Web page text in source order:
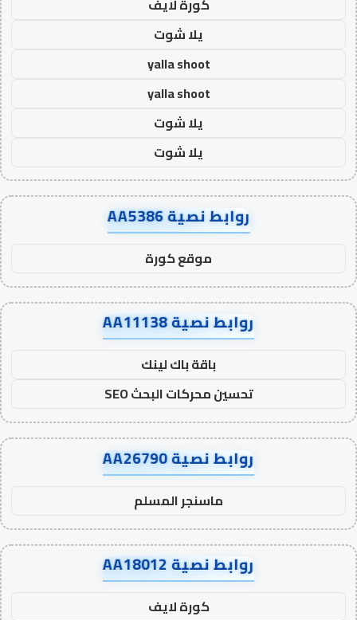
يلا شوت
yalla shoot
yalla shoot
يلا شوت
يلا شوت
روابط نصية AA5386
موقع كورة
روابط نصية AA11138
باقة باك لينك
تحسين محركات البحث SEO
روابط نصية AA26790
ماسنجر المسلم
روابط نصية AA18012
كورة لايف